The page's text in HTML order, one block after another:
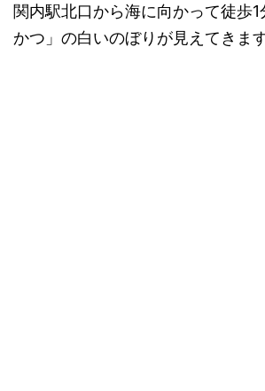
関内駅北口から海に向かって徒歩
かつ」の白いのぼりが見えてきます